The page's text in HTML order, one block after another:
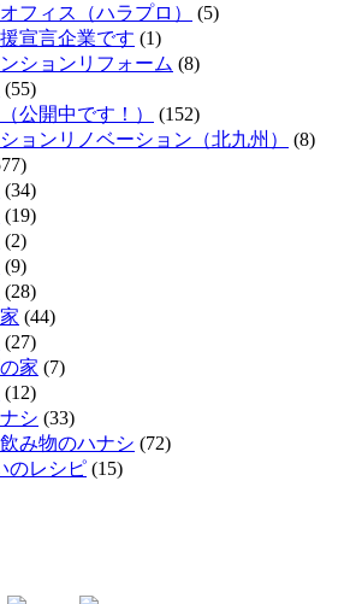
フィス（ハラプロ）
(5)
宣言企業です (1)
ションリフォーム (8)
(55)
公開中です！）
(152)
ョンリノベーション（北九州）
(8)
(34)
(19)
(2)
(9)
(28)
(44)
(27)
家 (7)
(12)
シ (33)
み物のハナシ (72)
のレシピ (15)